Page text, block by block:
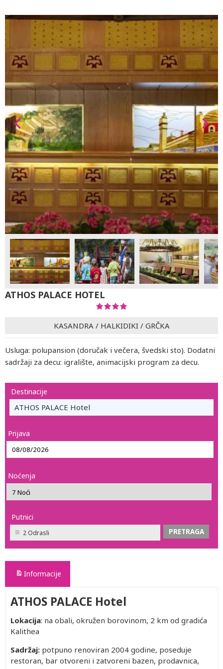
ATHOS PALACE HOTEL
KASANDRA / HALKIDIKI/ GRČKA
Usluga: polupansion (doručak i večera, švedski sto). Dodatni
sadržaji za decu: igralište, animacijski program za decu.
Destinacije
ATHOS PALACE Hotel
Prijava
Noćenja
Putnici
2 Odrasli
Informacije
ATHOS PALACE Hotel
Lokacija: na obali, okružen borovinom, 2 km od gradića
Kalithea
Sadržaj: potpuno renoviran 2004 godine, poseduje
restoran, bar otvoreni i zatvoreni bazen, prodavnica,